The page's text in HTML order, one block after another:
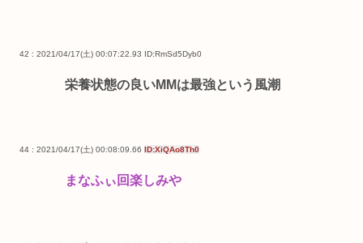
42 : 2021/04/17(土) 00:07:22.93 ID:RmSd5Dyb0
栄養状態の良いMMは最強という風潮
44 : 2021/04/17(土) 00:08:09.66 ID:XiQAo8Th0
まなふぃ回楽しみや